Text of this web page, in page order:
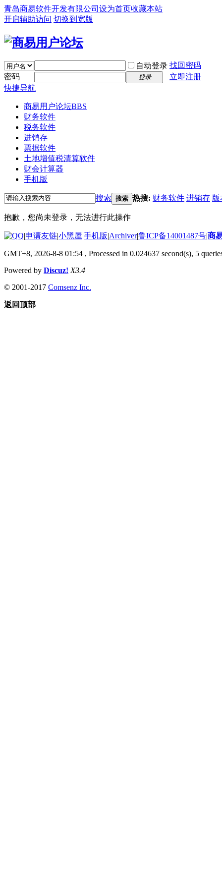
青岛商易软件开发有限公司 设为首页收藏本站
开启辅助访问 切换到宽版
自动登录 找回密码
密码
登录
立即注册
快捷导航
商易用户论坛BBS
财务软件
税务软件
进销存
票据软件
土地增值税清算软件
财会计算器
手机版
搜索 搜索 热搜: 财务软件 进销存 版
抱歉，您尚未登录，无法进行此操作
|申请友链|小黑屋|手机版|Archiver|鲁ICP备14001487号|商
GMT+8, 2026-8-8 01:54 , Processed in 0.024637 second(s), 5
Powered by Discuz! X3.4
© 2001-2017 Comsenz Inc.
返回顶部